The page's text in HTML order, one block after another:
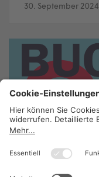
30. September 2024